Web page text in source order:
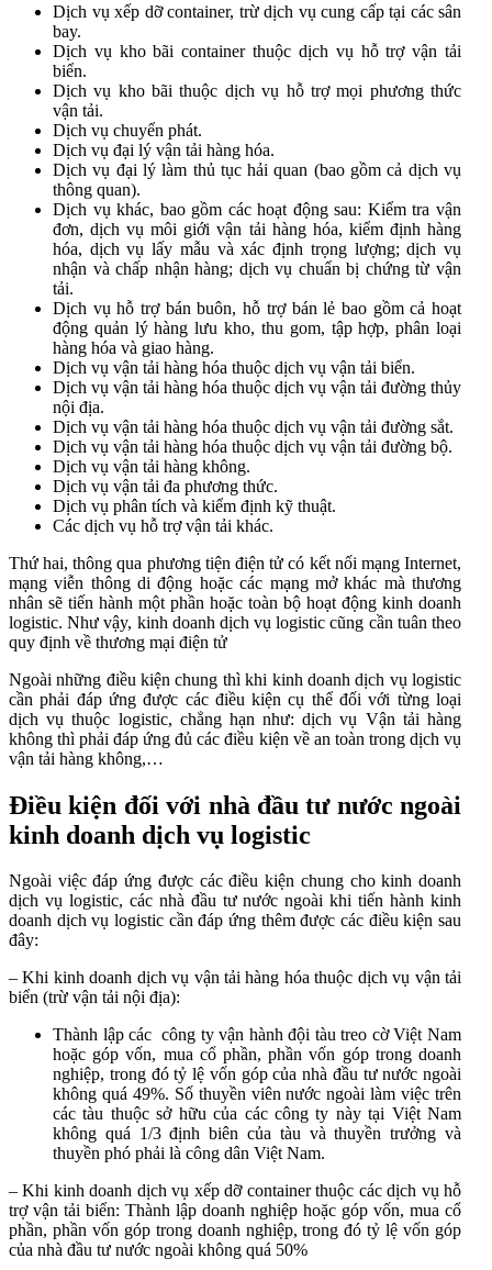
Dịch vụ xếp dỡ container, trừ dịch vụ cung cấp tại các sân
bay.
Dịch vụ kho bãi container thuộc dịch vụ hỗ trợ vận tải
biển.
Dịch vụ kho bãi thuộc dịch vụ hỗ trợ mọi phương thức
vận tải.
Dịch vụ chuyển phát.
Dịch vụ đại lý vận tải hàng hóa.
Dịch vụ đại lý làm thủ tục hải quan (bao gồm cả dịch vụ
thông quan).
Dịch vụ khác, bao gồm các hoạt động sau: Kiểm tra vận
đơn, dịch vụ môi giới vận tải hàng hóa, kiểm định hàng
hóa, dịch vụ lấy mẫu và xác định trọng lượng; dịch vụ
nhận và chấp nhận hàng; dịch vụ chuẩn bị chứng từ vận
tải.
Dịch vụ hỗ trợ bán buôn, hỗ trợ bán lẻ bao gồm cả hoạt
động quản lý hàng lưu kho, thu gom, tập hợp, phân loại
hàng hóa và giao hàng.
Dịch vụ vận tải hàng hóa thuộc dịch vụ vận tải biển.
Dịch vụ vận tải hàng hóa thuộc dịch vụ vận tải đường thủy
nội địa.
Dịch vụ vận tải hàng hóa thuộc dịch vụ vận tải đường sắt.
Dịch vụ vận tải hàng hóa thuộc dịch vụ vận tải đường bộ.
Dịch vụ vận tải hàng không.
Dịch vụ vận tải đa phương thức.
Dịch vụ phân tích và kiểm định kỹ thuật.
Các dịch vụ hỗ trợ vận tải khác.
Thứ hai, thông qua phương tiện điện tử có kết nối mạng Internet,
mạng viễn thông di động hoặc các mạng mở khác mà thương
nhân sẽ tiến hành một phần hoặc toàn bộ hoạt động kinh doanh
logistic. Như vậy, kinh doanh dịch vụ logistic cũng cần tuân theo
quy định về thương mại điện tử
Ngoài những điều kiện chung thì khi kinh doanh dịch vụ logistic
cần phải đáp ứng được các điều kiện cụ thể đối với từng loại
dịch vụ thuộc logistic, chẳng hạn như: dịch vụ Vận tải hàng
không thì phải đáp ứng đủ các điều kiện về an toàn trong dịch vụ
vận tải hàng không,…
Điều kiện đối với nhà đầu tư nước ngoài
kinh doanh dịch vụ logistic
Ngoài việc đáp ứng được các điều kiện chung cho kinh doanh
dịch vụ logistic, các nhà đầu tư nước ngoài khi tiến hành kinh
doanh dịch vụ logistic cần đáp ứng thêm được các điều kiện sau
đây:
– Khi kinh doanh dịch vụ vận tải hàng hóa thuộc dịch vụ vận tải
biển (trừ vận tải nội địa):
Thành lập các công ty vận hành đội tàu treo cờ Việt Nam
hoặc góp vốn, mua cổ phần, phần vốn góp trong doanh
nghiệp, trong đó tỷ lệ vốn góp của nhà đầu tư nước ngoài
không quá 49%. Số thuyền viên nước ngoài làm việc trên
các tàu thuộc sở hữu của các công ty này tại Việt Nam
không quá 1/3 định biên của tàu và thuyền trưởng và
thuyền phó phải là công dân Việt Nam.
– Khi kinh doanh dịch vụ xếp dỡ container thuộc các dịch vụ hỗ
trợ vận tải biển: Thành lập doanh nghiệp hoặc góp vốn, mua cổ
phần, phần vốn góp trong doanh nghiệp, trong đó tỷ lệ vốn góp
của nhà đầu tư nước ngoài không quá 50%